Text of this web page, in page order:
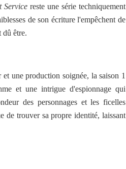
Servicereste une série techniquement
de son écriture l'empêchent de
dû être.
une production soignée, la saison 1
et une intrigue d'espionnage qui
des personnages et les ficelles
de trouver sa propre identité, laissant